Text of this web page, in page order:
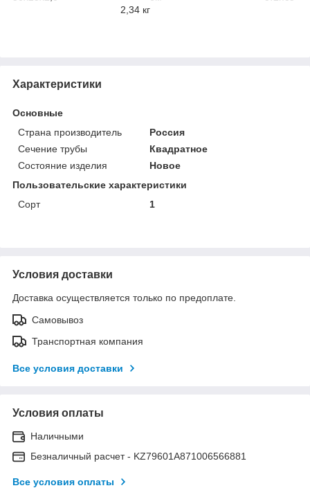
2,34 кг
Характеристики
Основные
Страна производитель
Россия
Сечение трубы
Квадратное
Состояние изделия
Новое
Пользовательские характеристики
Сорт
1
Условия доставки
Доставка осуществляется только по предоплате.
Самовывоз
Транспортная компания
Все условия доставки
Условия оплаты
Наличными
Безналичный расчет - KZ79601A871006566881
Все условия оплаты